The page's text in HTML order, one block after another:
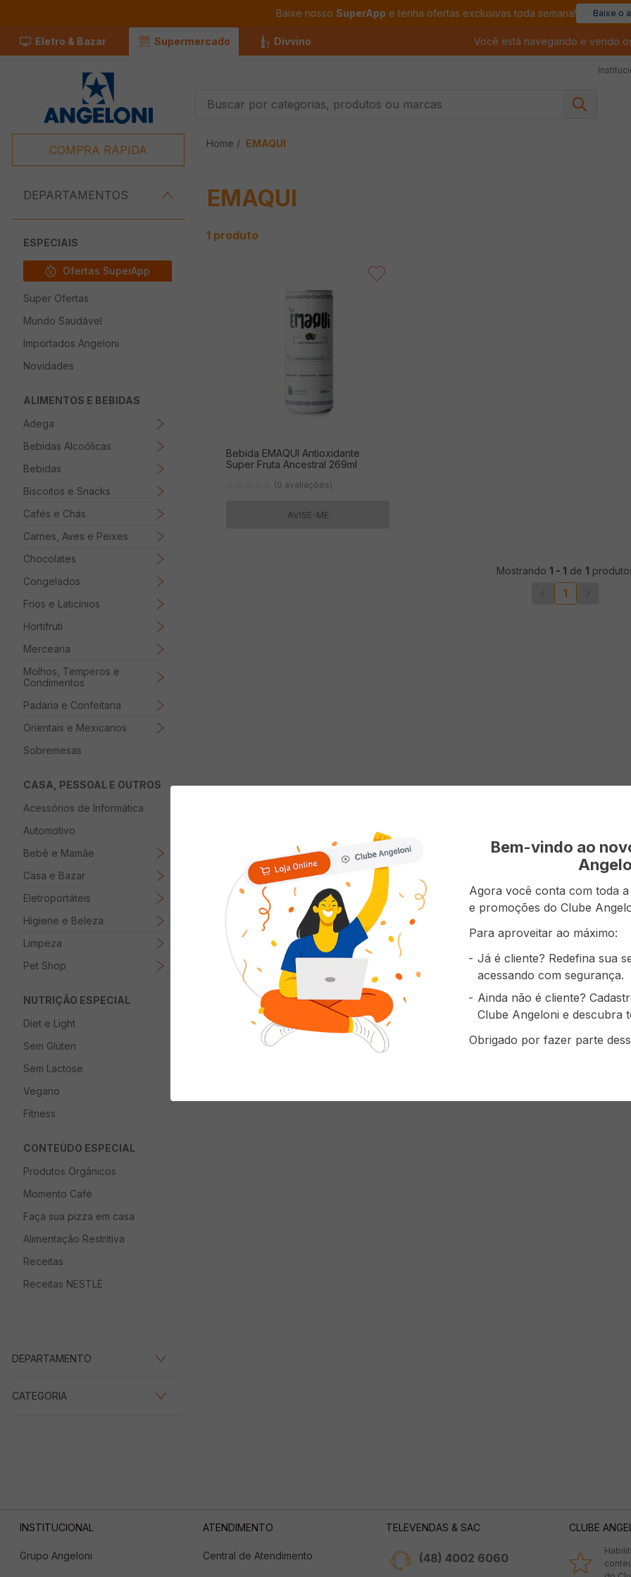
Baixe nosso SuperApp e tenha ofertas exclusivas toda semana! Baixe o
Eletro & Bazar Supermercado Divvino Você está navegando e vendo
Buscados
2º Leite
4º Iogurte
COMPRA RÁPIDA
DEPARTAMENTOS
ESPECIAIS
Ofertas SuperApp
Super Ofertas
Mundo Saudável
Importados Angeloni
Novidades
ALIMENTOS E BEBIDAS
Adega
Bebidas Alcoólicas
Bebidas
Biscoitos e Snacks
Cafés e Chás
Carnes, Aves e Peixes
Chocolates
Congelados
Frios e Laticínios
Hortifruti
Mercearia
Molhos, Temperos e
Condimentos
Padaria e Confeitaria
Orientais e Mexicanos
Sobremesas
CASA, PESSOAL E OUTROS
Acessórios de Informática
Automotivo
Bebê e Mamãe
Casa e Bazar
Eletroportáteis
Higiene e Beleza
Limpeza
Pet Shop
NUTRIÇÃO ESPECIAL
Diet e Light
Sem Glúten
Sem Lactose
Vegano
Fitness
CONTEÚDO ESPECIAL
Produtos Orgânicos
Momento Café
Faça sua pizza em casa
Alimentação Restritiva
Receitas
Receitas NESTLÉ
DEPARTAMENTO
CATEGORIA
EMAQUI
EMAQUI
1 produto
Bebida EMAQUI Antioxidante
Super Fruta Ancestral 269ml
(0 avaliações)
AVISE-ME
Mostrando 1 - 1 de 1
1
INSTITUCIONAL
Grupo Angeloni
ATENDIMENTO
Central de Atendimento
TELEVENDAS & SAC
(48) 4002 6060
CLUBE
Bem-vindo ao
Agora você conta com toda
e promoções do Clube
Para aproveitar ao máximo:
Já é cliente? Redefina sua
acessando com segurança.
Ainda não é cliente?
Clube Angeloni e descubra
Obrigado por fazer parte